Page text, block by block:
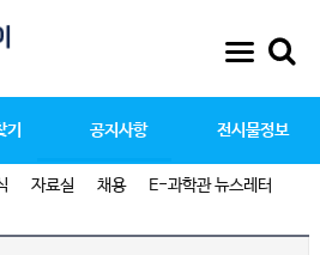
기 공지사항
자료실 채용 E-과학관 뉴스레터
전시물정보